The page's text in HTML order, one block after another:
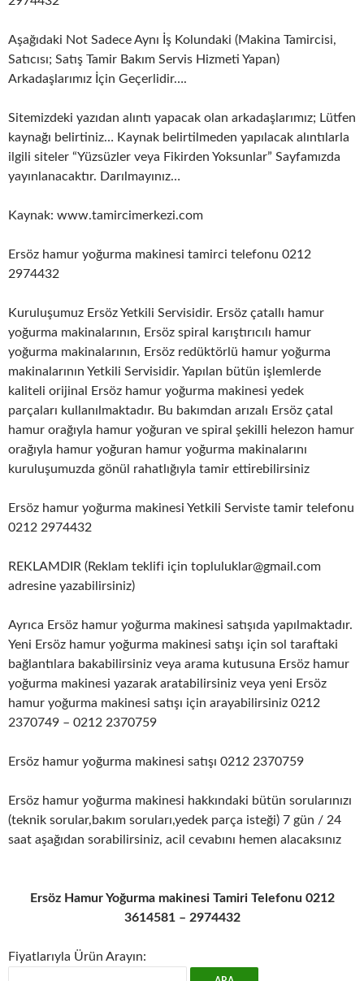
Aşağıdaki Not Sadece Aynı İş Kolundaki (Makina Tamircisi,
Satıcısı; Satış Tamir Bakım Servis Hizmeti Yapan)
Arkadaşlarımız İçin Geçerlidir….
Sitemizdeki yazıdan alıntı yapacak olan arkadaşlarımız; Lütfen
kaynağı belirtiniz… Kaynak belirtilmeden yapılacak alıntılarla
ilgili siteler “Yüzsüzler veya Fikirden Yoksunlar” Sayfamızda
yayınlanacaktır. Darılmayınız…
Kaynak: www.tamircimerkezi.com
Ersöz hamur yoğurma makinesi tamirci telefonu 0212
2974432
Kuruluşumuz Ersöz Yetkili Servisidir. Ersöz çatallı hamur
yoğurma makinalarının, Ersöz spiral karıştırıcılı hamur
yoğurma makinalarının, Ersöz redüktörlü hamur yoğurma
makinalarının Yetkili Servisidir. Yapılan bütün işlemlerde
kaliteli orijinal Ersöz hamur yoğurma makinesi yedek
parçaları kullanılmaktadır. Bu bakımdan arızalı Ersöz çatal
hamur orağıyla hamur yoğuran ve spiral şekilli helezon hamur
orağıyla hamur yoğuran hamur yoğurma makinalarını
kuruluşumuzda gönül rahatlığıyla tamir ettirebilirsiniz
Ersöz hamur yoğurma makinesi Yetkili Serviste tamir telefonu
0212 2974432
REKLAMDIR (Reklam teklifi için topluluklar@gmail.com
adresine yazabilirsiniz)
Ayrıca Ersöz hamur yoğurma makinesi satışıda yapılmaktadır.
Yeni Ersöz hamur yoğurma makinesi satışı için sol taraftaki
bağlantılara bakabilirsiniz veya arama kutusuna Ersöz hamur
yoğurma makinesi yazarak aratabilirsiniz veya yeni Ersöz
hamur yoğurma makinesi satışı için arayabilirsiniz 0212
2370749 – 0212 2370759
Ersöz hamur yoğurma makinesi satışı 0212 2370759
Ersöz hamur yoğurma makinesi hakkındaki bütün sorularınızı
(teknik sorular,bakım soruları,yedek parça isteği) 7 gün / 24
saat aşağıdan sorabilirsiniz, acil cevabını hemen alacaksınız
Ersöz Hamur Yoğurma makinesi Tamiri Telefonu 0212
3614581 – 2974432
Fiyatlarıyla Ürün Arayın: